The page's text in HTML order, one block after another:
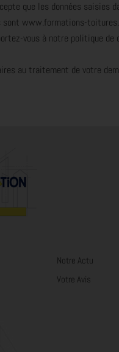
que les données
sont www.formations-
vous à notre politique de
au traitement de votre
Notre Actu
Votre Avis